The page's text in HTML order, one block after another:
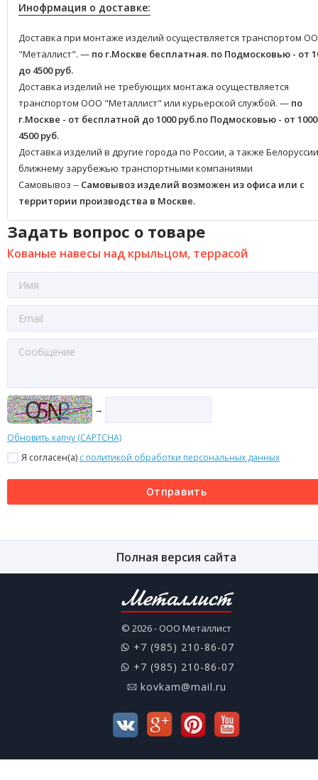
Инофрмация о доставке:
Доставка при монтаже изделий осуществляется транспортом
"Металлист". — по г.Москве бесплатная. по Подмосковью - от
до 4500 руб.
Доставка изделий не требующих монтажа осуществляется
транспортом ООО "Металлист" или курьерской службой. — по
г.Москве - от бесплатной до 1000 руб.по Подмосковью - от
4500 руб.
Доставка изделий в другие города по России, а также
ближнему зарубежью транспортными компаниями
Самовывоз -- Самовывоз изделий возможен из офиса или с
территории производства в Москве.
Задать вопрос о товаре
Кованые навесы над крыльцом, террасой
→
Обновить капчу (CAPTCHA)
Я согласен(a) с политикой обработки персональных данных
Отправить
Полная версия сайта
Металлист
© 2026 - ООО Металлист
+7 (985) 210-86-07
+7 (985) 210-86-07
kovkam@mail.ru